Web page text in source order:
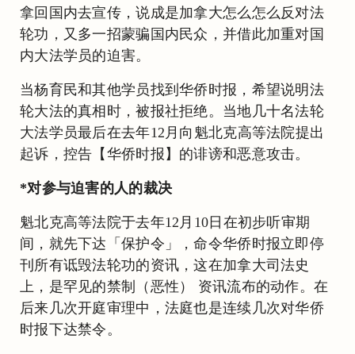
拿回国内去宣传，说成是加拿大怎么怎么反对法
轮功，又多一招蒙骗国内民众，并借此加重对国
内大法学员的迫害。
当杨育民和其他学员找到华侨时报，希望说明法
轮大法的真相时，被报社拒绝。当地几十名法轮
大法学员最后在去年12月向魁北克高等法院提出
起诉，控告【华侨时报】的诽谤和恶意攻击。
*对参与迫害的人的裁决
魁北克高等法院于去年12月10日在初步听审期
间，就先下达「保护令」，命令华侨时报立即停
刊所有诋毁法轮功的资讯，这在加拿大司法史
上，是罕见的禁制（恶性） 资讯流布的动作。在
后来几次开庭审理中，法庭也是连续几次对华侨
时报下达禁令。